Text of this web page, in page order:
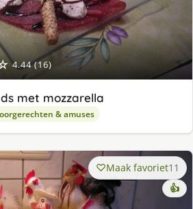
4.44 (16)
met mozzarella
& amuses
Maak favoriet11
👍